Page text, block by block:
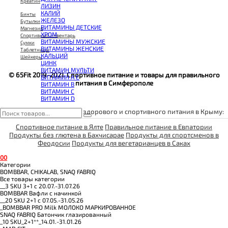
КРЕАТИН
ПОЛЕЗНЫЕ ЖИРЫ
ПРОТЕИН
ПРОТЕИНОВОЕ ПЕЧЕНЬЕ
ПРОТЕИНОВЫЕ БАТОНЧИКИ
ПРОТЕИНОВЫЕ КАШИ
ТЕСТОБУСТЕРЫ
ЦИТРУЛЛИН МАЛАТ
ПРЕДТРЕНИРОВОЧНЫЕ КОМПЛЕКСЫ
ЭНЕРГЕТИКИ И ЖИРОСЖИГАТЕЛИ#
ЛИЗИН
КАЛИЙ
ЖЕЛЕЗО
ВИТАМИНЫ ДЕТСКИЕ
ХРОМ
ВИТАМИНЫ МУЖСКИЕ
ВИТАМИНЫ ЖЕНСКИЕ
КАЛЬЦИЙ
ЦИНК
ВИТАМИН МУЛЬТИ
ВИТАМИН A E
ВИТАМИН B
ВИТАМИН C
ВИТАМИН D
Бинты
Бутылки
Магнезия
Спортивный инвентарь
Сумки
Таблетницы
Шейкеры
© 65Fit 2019-2021. Спортивное питание и товары для правильного
питания в Симферополе
Пункты выдачи товаров здорового и спортивного питания в Крыму:
Спортивное питание в Ялте Правильное питание в Евпатории
Продукты без глютена в Бахчисарае Продукты для спортсменов в
Феодосии Продукты для вегетарианцев в Саках
00
Категории
BOMBBAR, CHIKALAB, SNAQ FABRIQ
Все товары категории
__3 SKU 3+1 с 20.07.-31.07.26
BOMBBAR Вафли с начинкой
__20 SKU 2+1 с 07.05.-31.05.26
_BOMBBAR PRO Milk МОЛОКО МАРКИРОВАННОЕ
SNAQ FABRIQ Батончик глазированный
_10 SKU_2+1**_14.01.-31.01.26